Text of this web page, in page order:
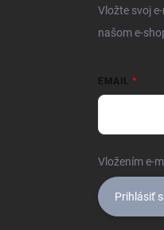
Vložte svoj
našom e-
EMAIL
Vložením e-
Prihlásiť